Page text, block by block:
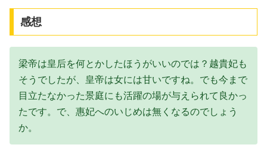
感想
梁帝は皇后を何とかしたほうがいいのでは？越貴妃も
そうでしたが、皇帝は女には甘いですね。でも今まで
目立たなかった景庭にも活躍の場が与えられて良かっ
たです。で、惠妃へのいじめは無くなるのでしょう
か。